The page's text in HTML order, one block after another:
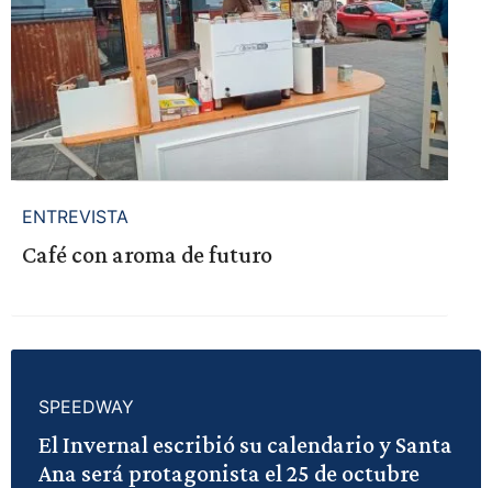
ENTREVISTA
Café con aroma de futuro
SPEEDWAY
El Invernal escribió su calendario y Santa
Ana será protagonista el 25 de octubre